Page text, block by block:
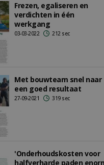
Frezen, egaliseren en
verdichten in één
werkgang
03-03-2022 212 sec
Met bouwteam snel naar
een goed resultaat
27-09-2021 319 sec
'Onderhoudskosten voor
halfverharde paden